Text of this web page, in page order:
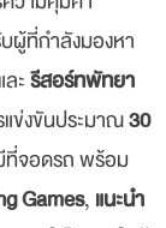
ผู้ที่กำลังมองหา
ะรีสอร์ทพัทยา
ข่งขันประมาณ30
ที่จอดรถ พร้อม
Games, แนะนำ